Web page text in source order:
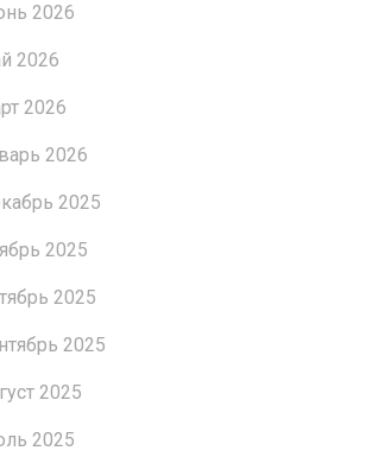
2026
2026
2026
2026
2025
2025
2025
2025
2025
2025